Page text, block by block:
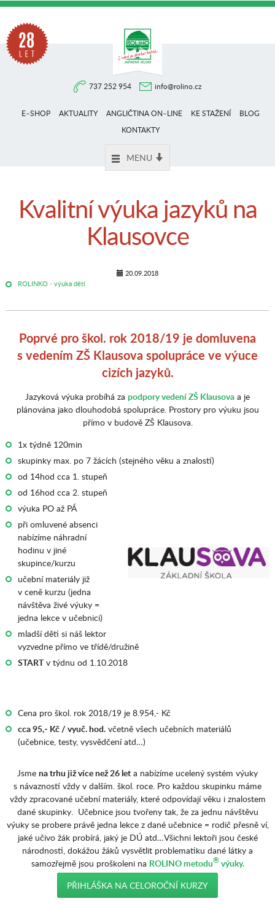
737 252 954 info@rolino.cz
E–SHOP AKTUALITY ANGLIČTINA ON–LINE KE STAŽENÍ
BLOG
KONTAKTY
MENU
Kvalitní výuka jazyků na
Klausovce
20.09.2018
ROLINKO - výuka dětí
Poprvé pro škol. rok 2018/19 je domluvena
s vedením ZŠ Klausova spolupráce ve výuce
cizích jazyků.
Jazyková výuka probíhá za podpory vedení ZŠ Klausova a je
plánována jako dlouhodobá spolupráce. Prostory pro výuku jsou
přímo v budově ZŠ Klausova.
1x týdně 120min
skupinky max. po 7 žácích (stejného věku a znalostí)
od 14hod cca 1. stupeň
od 16hod cca 2. stupeň
výuka PO až PÁ
při omluvené absenci
nabízíme náhradní
hodinu v jiné
skupince/kurzu
učební materiály již
v ceně kurzu (jedna
návštěva živé výuky =
jedna lekce v učebnici)
mladší děti si náš lektor
vyzvedne přímo ve třídě/družině
STARTv týdnu od 1.10.2018
Cena pro škol. rok 2018/19 je 8.954,- Kč
cca 95,- Kč / vyuč. hod.včetně všech učebních materiálů
(učebnice, testy, vysvědčení atd…)
Jsme na trhu již více než 26 let a nabízíme ucelený systém výuky
s návazností vždy v dalším. škol. roce. Pro každou skupinku máme
vždy zpracované učební materiály, které odpovídají věku i znalostem
dané skupinky. Učebnice jsou tvořeny tak, že za jednu návštěvu
výuky se probere právě jedna lekce z dané učebnice = rodič přesně ví,
jaké učivo žák probírá, jaký je DÚ atd…Všichni lektoři jsou české
národnosti, dokážou žáků vysvětlit problematiku dané látky a
samozřejmě jsou proškoleni na ROLINO metodu®výuky.
PŘIHLÁŠKA NA CELOROČNÍ KURZY